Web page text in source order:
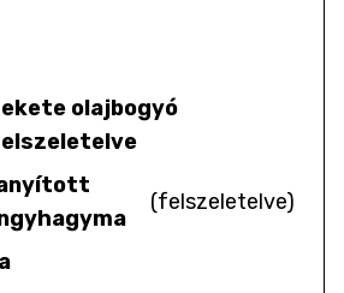
olajbogyó
(felszeletelve)